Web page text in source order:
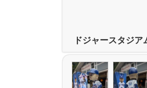
ドジャースタジ